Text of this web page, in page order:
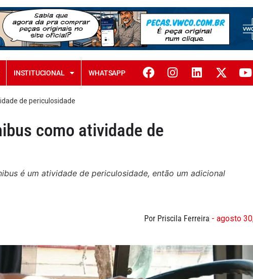
INSTITUCIONAL WHATSAPP
de periculosidade
como atividade de
é um atividade de periculosidade, então um adicional
Por Priscila Ferreira - agosto